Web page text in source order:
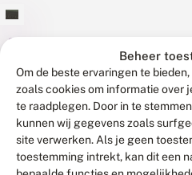
Beheer
Om de beste ervaringen te
zoals cookies om informatie over
te raadplegen. Door in te
kunnen wij gegevens zoals
site verwerken. Als je geen
toestemming intrekt, kan dit een
r
i
s
v
Hommelrijk
hebben
gekeken
naar
de
hommelrijkdom
in...
a
n
m
m
natuur-
milieuorganisaties
zich
ernstige
zorgen
over
nieuwe
21
2020
Z
w
21
oktober